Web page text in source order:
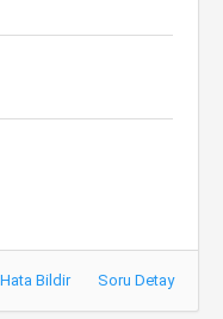
Hata Bildir Soru Detay